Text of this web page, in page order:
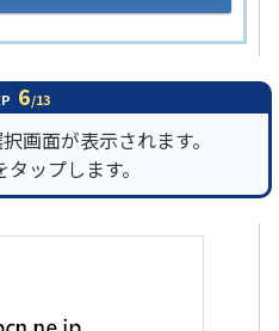
6/13
画面が表示されます。
ップします。